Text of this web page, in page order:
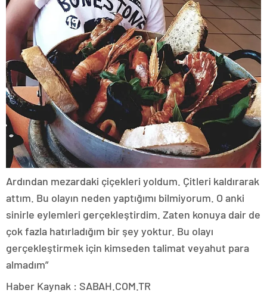
Ardından mezardaki çiçekleri yoldum. Çitleri kaldırarak
attım. Bu olayın neden yaptığımı bilmiyorum. O anki
sinirle eylemleri gerçekleştirdim. Zaten konuya dair de
çok fazla hatırladığım bir şey yoktur. Bu olayı
gerçekleştirmek için kimseden talimat veyahut para
almadım”
Haber Kaynak : SABAH.COM.TR